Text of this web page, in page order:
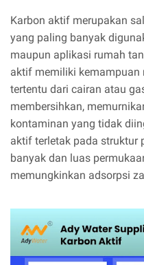
Karbon aktif merupakan
yang paling banyak
maupun aplikasi rumah
aktif memiliki kemampuan
tertentu dari cairan atau
membersihkan,
kontaminan yang tidak
aktif terletak pada struktur
banyak dan luas
memungkinkan adsorpsi